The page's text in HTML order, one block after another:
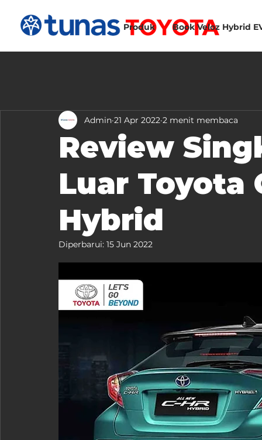
Produk Book Veloz Hybrid
Review
Luar Toyota
Hybrid
Admin 21 Apr 2022 2 menit membaca
Diperbarui: 15 Jun 2022